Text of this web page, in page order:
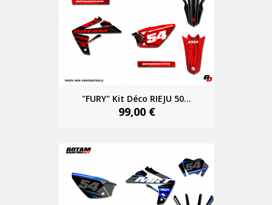
"FURY" Kit Déco RIEJU 50...
99,00 €